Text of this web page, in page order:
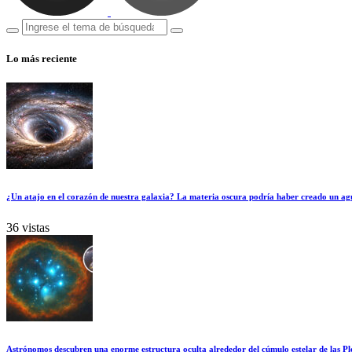
Lo más reciente
¿Un atajo en el corazón de nuestra galaxia? La materia oscura podría haber creado un
36 vistas
Astrónomos descubren una enorme estructura oculta alrededor del cúmulo estelar de las